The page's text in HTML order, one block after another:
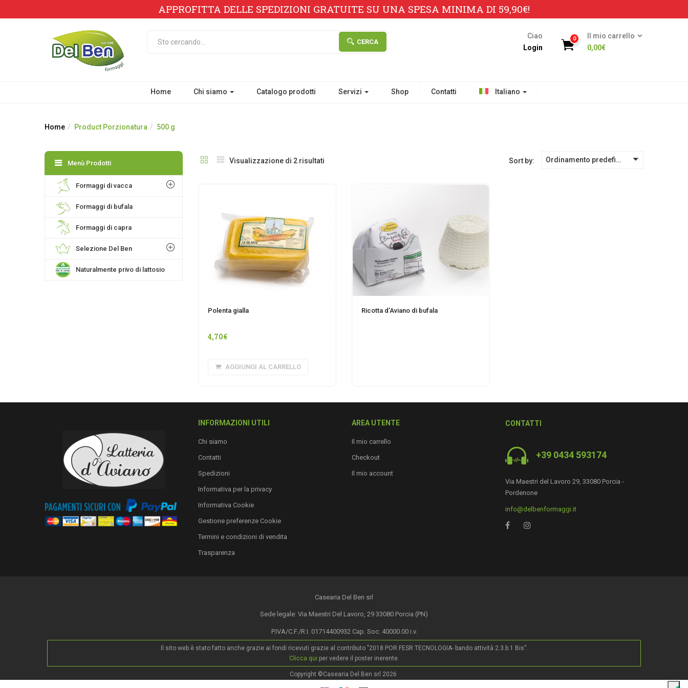
APPROFITTA DELLE SPEDIZIONI GRATUITE SU UNA SPESA MINIMA DI 59,90€!
CERCA
Ciao
Login
0
Il mio carrello
0,00€
Home Chi siamo Catalogo prodotti Servizi Shop Contatti Italiano
Home Product Porzionatura 500 g
Visualizzazione di 2 risultati Sort by: Ordinamento predefinito
Polenta gialla
4,70€
AGGIUNGI AL CARRELLO
Ricotta d’Aviano di bufala
Menù Prodotti
Formaggi di vacca
Formaggi di bufala
Formaggi di capra
Selezione Del Ben
Naturalmente privo di lattosio
INFORMAZIONI UTILI
Chi siamo
Contatti
Spedizioni
Informativa per la privacy
Informativa Cookie
Gestione preferenze Cookie
Termini e condizioni di vendita
Trasparenza
AREA UTENTE
Il mio carrello
Checkout
Il mio account
CONTATTI
+39 0434 593174
Via Maestri del Lavoro 29, 33080 Porcia -
Pordenone
info@delbenformaggi.it
Casearia Del Ben srl
Sede legale: Via Maestri Del Lavoro, 29 33080 Porcia (PN)
P.IVA/C.F./R.I. 01714400932 Cap. Soc. 40000.00 i.v.
Il sito web è stato fatto anche grazie ai fondi ricevuti grazie al contributo "2018 POR FESR TECNOLOGIA- bando attività 2.3.b.1 Bis”.
Clicca qui per vedere il poster inerente.
Copyright ©Casearia Del Ben srl 2026